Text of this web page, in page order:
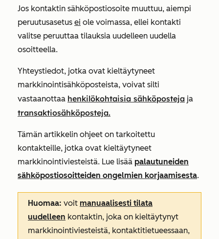
Jos kontaktin sähköpostiosoite muuttuu, aiempi
peruutusasetus ei ole voimassa, ellei kontakti
valitse peruuttaa tilauksia uudelleen uudella
osoitteella.
Yhteystiedot, jotka ovat kieltäytyneet
markkinointisähköposteista, voivat silti
vastaanottaa henkilökohtaisia sähköposteja ja
transaktiosähköposteja.
Tämän artikkelin ohjeet on tarkoitettu
kontakteille, jotka ovat kieltäytyneet
markkinointiviesteistä. Lue lisää palautuneiden
sähköpostiosoitteiden ongelmien korjaamisesta.
Huomaa: voit manuaalisesti tilata
uudelleen kontaktin, joka on kieltäytynyt
markkinointiviesteistä, kontaktitietueessaan,